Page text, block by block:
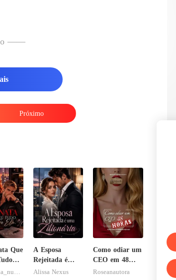
——
Próximo
Que
Ela
A Esposa
Rejeitada é
uma Zilionária
Alissa Nexus
Como odiar um
CEO em 48
horas
Roseanautora